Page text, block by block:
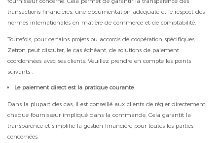
transactions financières, une documentation adéquate et le respect des
normes internationales en matière de commerce et de comptabilité.
Toutefois, pour certains projets ou accords de coopération spécifiques,
Zetron peut discuter, le cas échéant, de solutions de paiement
coordonnées avec ses clients. Veuillez prendre en compte les points
suivants :
Le paiement direct est la pratique courante
Dans la plupart des cas, il est conseillé aux clients de régler directement
chaque fournisseur impliqué dans la commande. Cela garantit la
transparence et simplifie la gestion financière pour toutes les parties
concernées.